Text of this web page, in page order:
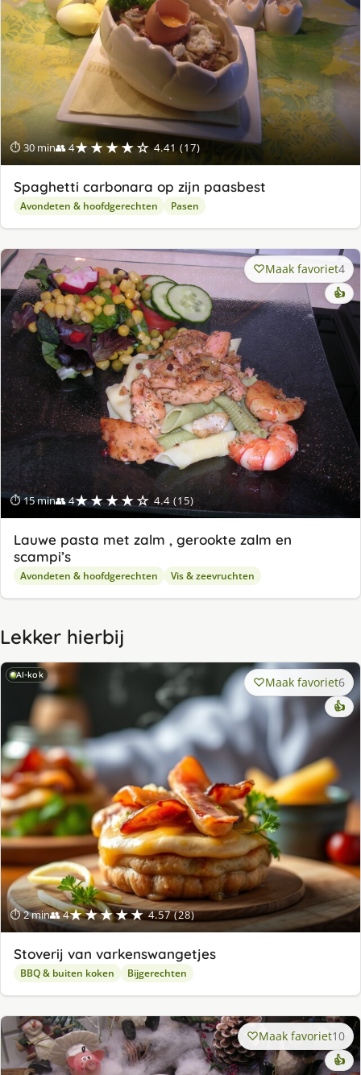
⏱ 30 min👥 4★★★★☆ 4.41 (17)
Spaghetti carbonara op zijn paasbest
Avondeten & hoofdgerechten Pasen
⏱ 15 min👥 4★★★★☆ 4.4 (15)
Maak favoriet4
👍
Lauwe pasta met zalm , gerookte zalm en
scampi’s
Avondeten & hoofdgerechten Vis & zeevruchten
Lekker hierbij
AI-kok
⏱ 2 min👥 4★★★★★ 4.57 (28)
Maak favoriet6
👍
Stoverij van varkenswangetjes
BBQ & buiten koken Bijgerechten
Maak favoriet10
👍